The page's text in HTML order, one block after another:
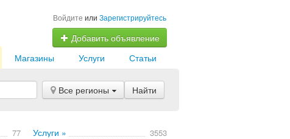
Войдите или Зарегистрируйтесь
Добавить объявление
Статьи
Услуги
Магазины
Все регионы Найти
77 Услуги » 3553